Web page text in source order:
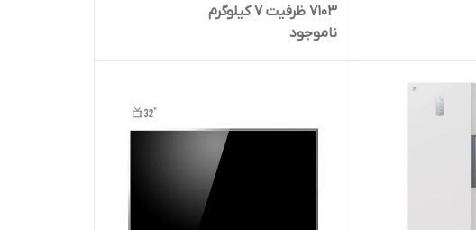
7103 ظرفیت 7 کیلوگرم
ناموجود